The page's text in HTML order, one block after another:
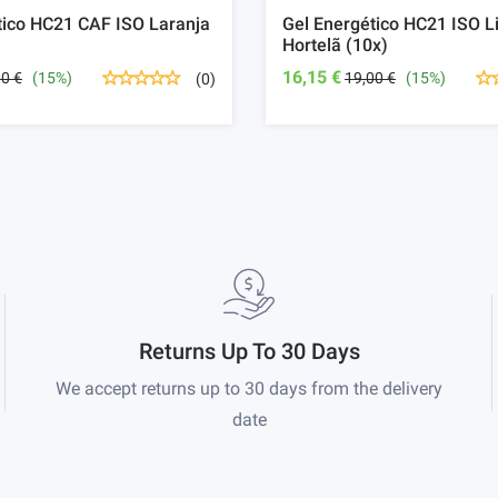
HC21 CAF ISO Laranja
€ (15%) (0)
Gel Energético HC21 ISO
Hortelã (10x)
16,15 €19,00 € (15%)
Returns Up To 30 Days
We accept returns up to 30 days from the delivery
date